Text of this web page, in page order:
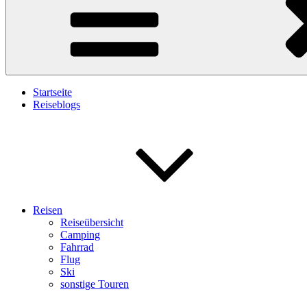
Startseite
Reiseblogs
Reisen
Reiseübersicht
Camping
Fahrrad
Flug
Ski
sonstige Touren